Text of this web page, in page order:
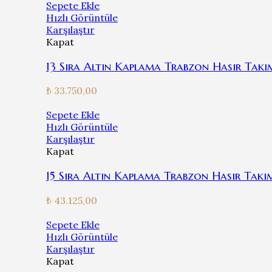
Sepete Ekle
Hızlı Görüntüle
Karşılaştır
Kapat
13 Sıra Altın Kaplama Trabzon Hasır
₺ 33.750,00
Sepete Ekle
Hızlı Görüntüle
Karşılaştır
Kapat
15 Sıra Altın Kaplama Trabzon Hasır
₺ 43.125,00
Sepete Ekle
Hızlı Görüntüle
Karşılaştır
Kapat